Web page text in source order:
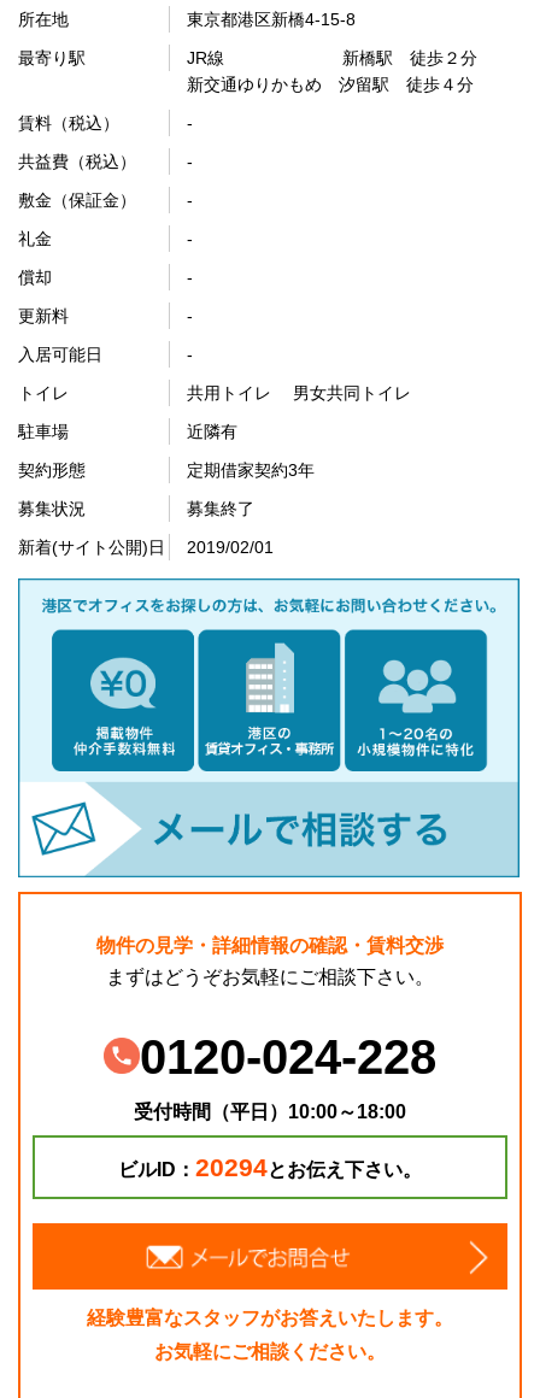
所在地
東京都港区新橋4-15-8
最寄り駅
JR線 新橋駅 徒歩２分
新交通ゆりかもめ 汐留駅 徒歩４分
賃料（税込）
-
共益費（税込）
-
敷金（保証金）
-
礼金
-
償却
-
更新料
-
入居可能日
-
トイレ
共用トイレ 男女共同トイレ
駐車場
近隣有
契約形態
定期借家契約3年
募集状況
募集終了
新着(サイト公開)日
2019/02/01
物件の見学・詳細情報の確認・賃料交渉
まずはどうぞお気軽にご相談下さい。
0120-024-228
受付時間（平日）10:00～18:00
ビルID： 20294とお伝え下さい。
経験豊富なスタッフがお答えいたします。
お気軽にご相談ください。